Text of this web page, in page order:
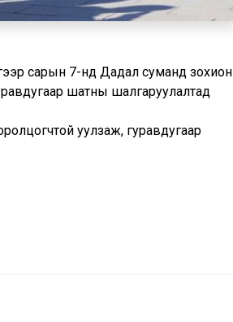
сарын 7-нд Дадал суманд зохион
шатны шалгаруулалтад
уулзаж, гуравдугаар